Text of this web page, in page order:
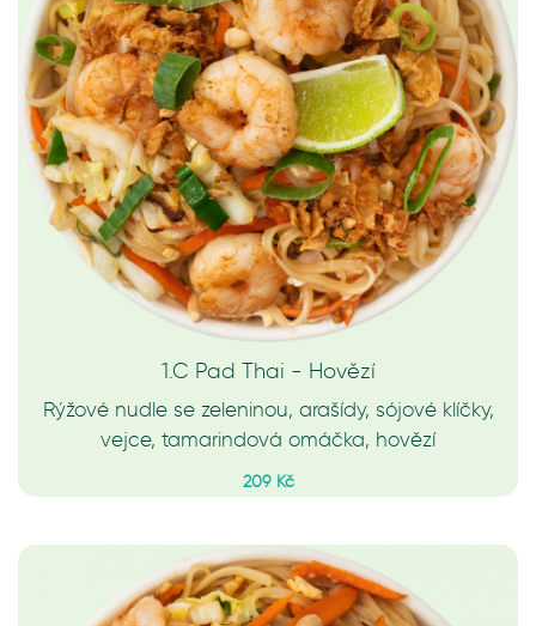
1.C Pad Thai - Hovězí
Rýžové nudle se zeleninou, arašídy, sójové klíčky,
vejce, tamarindová omáčka, hovězí
209 Kč